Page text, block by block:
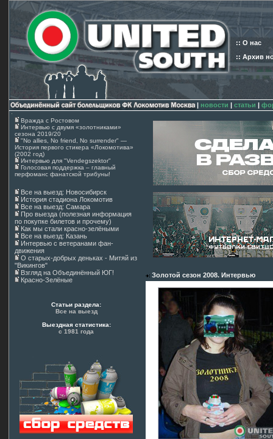
:: О нас
:: Архив
| новости | статьи |
Вражда с Ростовом
Интервью с двумя «золотниками»
сезона 2019/20
"No allies, No friend, No surrender" —
История первого стикера «Локомотива»
(2002 год)
Интервью для "Vendegszektor"
Голосовая поддержка – главный
перфоманс фанатской трибуны!
Все на выезд: Новосибирск
История стадиона Локомотив
Все на выезд: Самара
Про выезда (полезная информация
по покупке билетов и прочему)
Как мы стали красно-зелёными
Все на выезд: Казань
Интервью с ветеранами фан-
движения
О старых-добрых деньках - Митяй из
"Викингов"
Взгляд на Объединённый ЮГ!
Красно-Зелёные
Статьи раздела:
Все на выезд
Выездная статистика:
с 1981 года
Золотой сезон 2008. Интервью